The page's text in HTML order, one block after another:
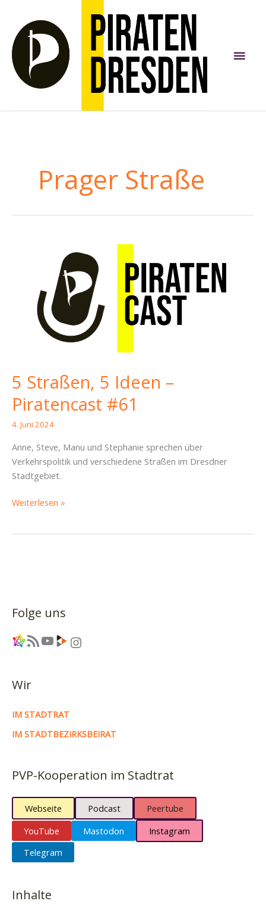
springen
Prager Straße
5 Straßen, 5 Ideen –
Piratencast #61
4. Juni 2024
Anne, Steve, Manu und Stephanie sprechen über
Verkehrspolitik und verschiedene Straßen im Dresdner
Stadtgebiet.
5
Weiterlesen »
Folge uns
Link RSS-Feed YouTube Link Instagram
Wir
IM STADTRAT
IM STADTBEZIRKSBEIRAT
PVP-Kooperation im Stadtrat
Webseite Podcast
Peertube
YouTube
Mastodon
Instagram
Telegram
Inhalte